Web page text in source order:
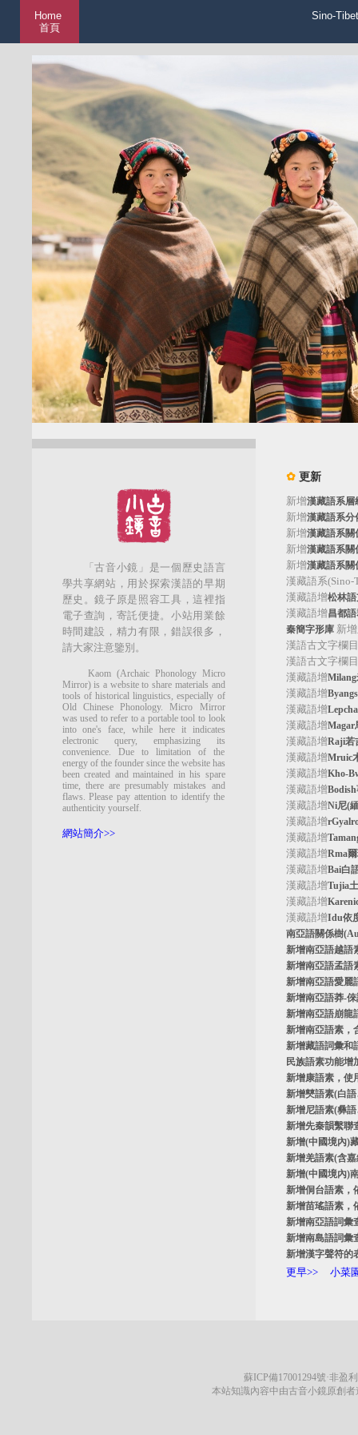
Home
首頁
Sino-
「古音小鏡」是一個歷史語言
學共享網站，用於探索漢語的早期
歷史。鏡子原是照容工具，這裡指
電子查詢，寄託便捷。小站用業餘
時間建設，精力有限，錯誤很多，
請大家注意鑒別。
Kaom (Archaic Phonology Micro
Mirror) is a website to share materials and
tools of historical linguistics, especially of
Old Chinese Phonology. Micro Mirror
was used to refer to a portable tool to look
into one's face, while here it indicates
electronic query, emphasizing its
convenience. Due to limitation of the
energy of the founder since the website has
been created and maintained in his spare
time, there are presumably mistakes and
flaws. Please pay attention to identify the
authenticity yourself.
網站簡介>>
✿ 更新
新增漢藏語系層
新增漢藏語系分
新增漢藏語系關
新增漢藏語系關
新增漢藏語系關
漢藏語系(Sino-
漢藏語增松林語
漢藏語增昌都語
秦簡字形庫新增
漢語古文字欄
漢語古文字欄
漢藏語增Milang
漢藏語增
漢藏語增
漢藏語增Magar
漢藏語增Raji若
漢藏語增Mruic
漢藏語增Kho-
漢藏語增
漢藏語增Ni尼(
漢藏語增
漢藏語增
漢藏語增Rma
漢藏語增Bai白
漢藏語增Tujia
漢藏語增
漢藏語增Idu依
南亞語關係樹
新增南亞語越語
新增南亞語孟語
新增南亞語愛麗
新增南亞語莽-倈
新增南亞語崩龍
新增南亞語素，
新增藏語詞彙和
民族語素功能
新增康語素，使
新增僰語素(白
新增尼語素(彝
新增先秦韻繫聯
新增(中國境內)
新增羌語素(含
新增(中國境內)
新增侗台語素，
新增苗瑤語素，
新增南亞語詞彙
新增南島語詞彙
新增漢字聲符的
更早>> 小菜
蘇ICP備17001294號·非盈
本站知識內容中由古音小鏡原創